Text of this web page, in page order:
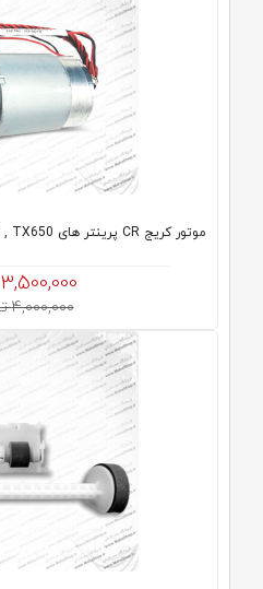
موتور کریج CR پرینتر های R270 , R290 , R295 , TX650 اپسون
3,500,000
4,000,000 تومان